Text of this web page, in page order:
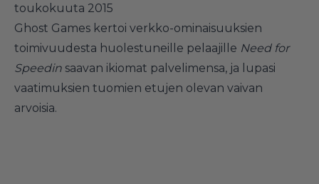
toukokuuta 2015
Ghost Games kertoi verkko-ominaisuuksien
toimivuudesta huolestuneille pelaajille Need for
Speedin saavan ikiomat palvelimensa, ja lupasi
vaatimuksien tuomien etujen olevan vaivan
arvoisia.